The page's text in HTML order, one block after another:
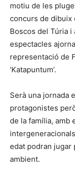
motiu de les
concurs de dibuix
Boscos del Túria
espectacles
representació de
‘Katapuntum’.
Serà una jornada
protagonistes
de la família, amb
edat podran jugar
ambient.